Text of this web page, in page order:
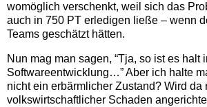
womöglich verschenkt, weil sich das
auch in 750 PT erledigen ließe – wenn
Teams geschätzt hätten.
Nun mag man sagen, “Tja, so ist es halt
Softwareentwicklung…” Aber ich halte
nicht ein erbärmlicher Zustand? Wird da
volkswirtschaftlicher Schaden